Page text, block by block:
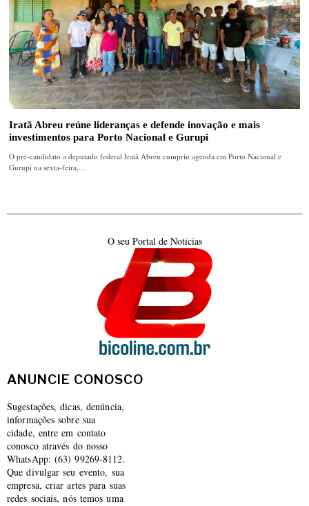
Iratã Abreu reúne lideranças e defende inovação e mais
investimentos para Porto Nacional e Gurupi
O pré-candidato a deputado federal Iratã Abreu cumpriu agenda em Porto Nacional e
Gurupi na sexta-feira,…
O seu Portal de Notícias
ANUNCIE CONOSCO
Sugestações, dicas, denúncia,
informações sobre sua
cidade, entre em contato
conosco através do nosso
WhatsApp: (63) 99269-8112.
Que divulgar seu evento, sua
empresa, criar artes para suas
redes sociais, nós temos uma